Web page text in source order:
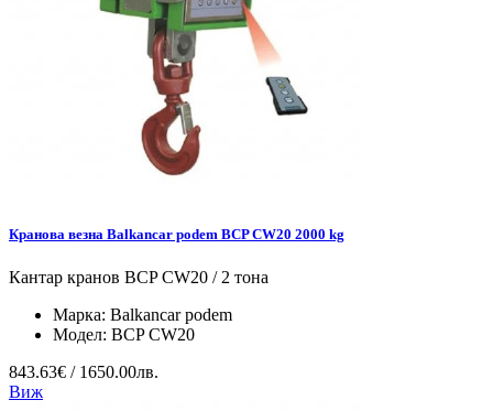
Кранова везна Balkancar podem BCP CW20 2000 kg
Кантар кранов BCP CW20 / 2 тона
Марка: Balkancar podem
Модел: BCP CW20
843.63€ / 1650.00лв.
Виж